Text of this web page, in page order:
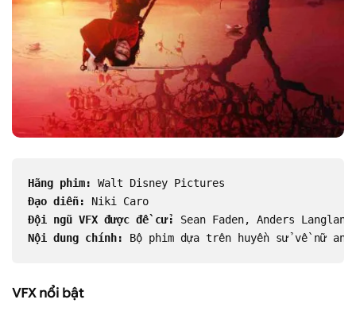
Hãng phim:
Walt Disney Pictures
Đạo diễn:
Niki Caro
Đội ngũ VFX được đề cử:
Sean Faden, Anders
Nội dung chính:
Bộ phim dựa trên huyền sử về nữ
VFX nổi bật